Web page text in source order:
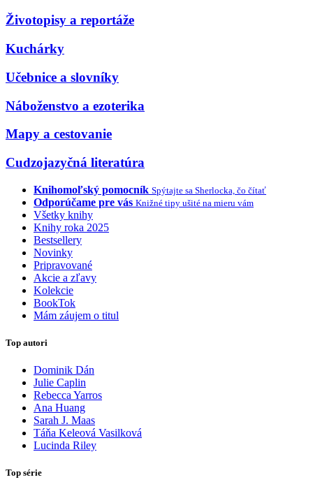
Životopisy a reportáže
Kuchárky
Učebnice a slovníky
Náboženstvo a ezoterika
Mapy a cestovanie
Cudzojazyčná literatúra
Knihomoľský pomocník Spýtajte sa Sherlocka, čo čítať
Odporúčame pre vás Knižné tipy ušité na mieru vám
Všetky knihy
Knihy roka 2025
Bestsellery
Novinky
Pripravované
Akcie a zľavy
Kolekcie
BookTok
Mám záujem o titul
Top autori
Dominik Dán
Julie Caplin
Rebecca Yarros
Ana Huang
Sarah J. Maas
Táňa Keleová Vasilková
Lucinda Riley
Top série